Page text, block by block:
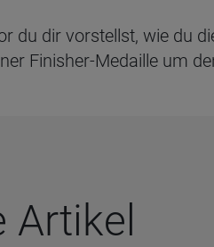
du dir vorstellst, wie du
Finisher-Medaille um
Arti­kel